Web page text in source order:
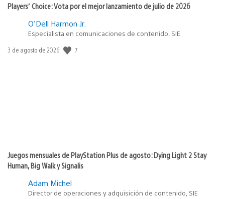
Players’ Choice: Vota por el mejor lanzamiento de julio de 2026
O'Dell Harmon Jr.
Especialista en comunicaciones de contenido, SIE
Fecha
3 de agosto de 2026 7
Juegos mensuales de PlayStation Plus de agosto: Dying Light 2 Stay
Human, Big Walk y Signalis
Adam Michel
Director de operaciones y adquisición de contenido, SIE